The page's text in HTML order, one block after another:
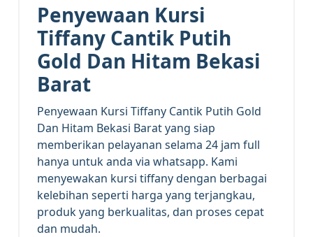
Penyewaan Kursi
Tiffany Cantik Putih
Gold Dan Hitam Bekasi
Barat
Penyewaan Kursi Tiffany Cantik Putih Gold
Dan Hitam Bekasi Barat yang siap
memberikan pelayanan selama 24 jam full
hanya untuk anda via whatsapp. Kami
menyewakan kursi tiffany dengan berbagai
kelebihan seperti harga yang terjangkau,
produk yang berkualitas, dan proses cepat
dan mudah.